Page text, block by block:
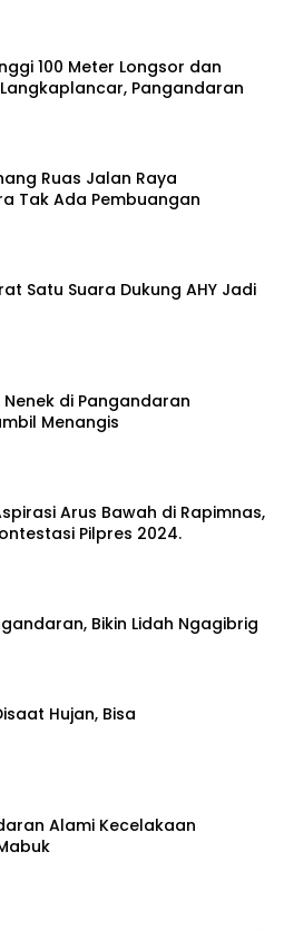
100 Meter Longsor dan
Pangandaran
Ruas Jalan Raya
Tak Ada Pembuangan
Satu Suara Dukung AHY Jadi
di Pangandaran
Menangis
Arus Bawah di Rapimnas,
Pilpres 2024.
Bikin Lidah Ngagibrig
Hujan, Bisa
Alami Kecelakaan